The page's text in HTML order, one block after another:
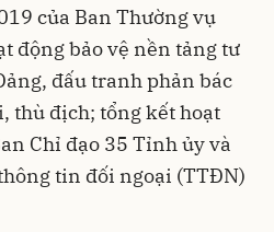
của Ban Thường vụ
động bảo vệ nền tảng tư
đấu tranh phản bác
thù địch; tổng kết hoạt
Chỉ đạo 35 Tỉnh ủy và
tin đối ngoại (TTĐN)